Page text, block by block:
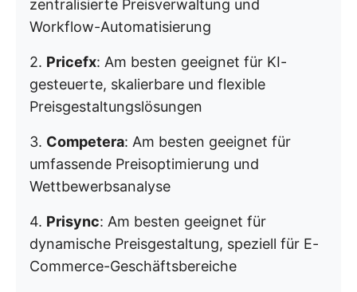
zentralisierte Preisverwaltung und
Workflow-Automatisierung
2. Pricefx: Am besten geeignet für KI-
gesteuerte, skalierbare und flexible
Preisgestaltungslösungen
3. Competera: Am besten geeignet für
umfassende Preisoptimierung und
Wettbewerbsanalyse
4. Prisync: Am besten geeignet für
dynamische Preisgestaltung, speziell für E-
Commerce-Geschäftsbereiche